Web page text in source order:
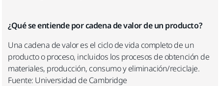
¿Qué se entiende por cadena de valor de un producto?
Una cadena de valor es el ciclo de vida completo de un
producto o proceso, incluidos los procesos de obtención de
materiales, producción, consumo y eliminación/reciclaje.
Fuente: Universidad de Cambridge